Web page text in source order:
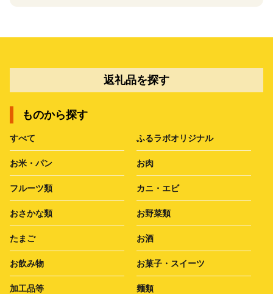
返礼品を探す
ものから探す
すべて ふるラボオリジナル
お米・パン お肉
フルーツ類 カニ・エビ
おさかな類 お野菜類
たまご お酒
お飲み物 お菓子・スイーツ
加工品等 麺類